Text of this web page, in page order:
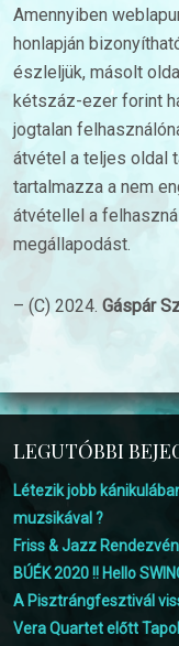
Amennyiben
honlapján
észleljük, másolt
kétszáz-ezer forint
jogtalan
átvétel a teljes oldal
tartalmazza a nem
átvétellel a
megállapodást.
– (C) 2024. Gáspár
LEGUTÓBBI
Létezik jobb
muzsikával ?
Friss & Jazz
BÚÉK 2020 !! Hello
A Pisztrángfesztivál
Vera Quartet előtt